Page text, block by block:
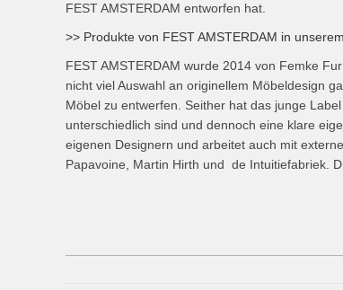
FEST AMSTERDAM entworfen hat.
>> Produkte von FEST AMSTERDAM in
FEST AMSTERDAM wurde 2014 von Femke
nicht viel Auswahl an originellem Möbeldesign
Möbel zu entwerfen. Seither hat das junge
unterschiedlich sind und dennoch eine klare
eigenen Designern und arbeitet auch mit
Papavoine, Martin Hirth und de Intuitiefabriek.